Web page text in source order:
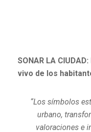
SONAR LA
vivo de los
“Los símbolos
urbano,
valoraciones e